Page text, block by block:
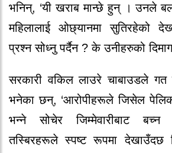
भनिन्, ‘यी खराब मान्छे हुन् । उनले
महिलालाई ओछ्यानमा सुतिरहेको
प्रश्न सोध्नु पर्दैन ? के उनीहरुको
सरकारी वकिल लाउरे चाबाउडले गत
भनेका छन्, ‘आरोपीहरूले जिसेल
भन्ने सोचेर जिम्मेवारीबाट
तस्बिरहरूले स्पष्ट रूपमा देखाउँदछ